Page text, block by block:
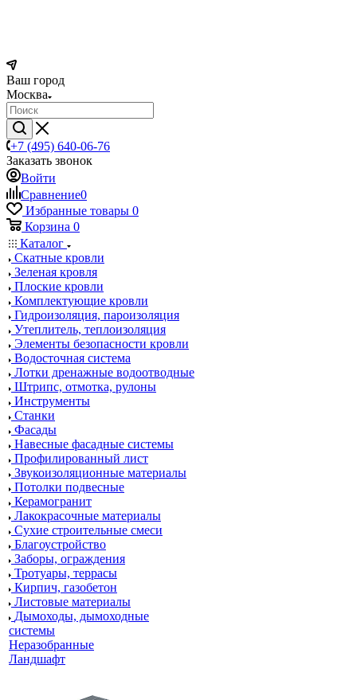
Ваш город
Москва
+7 (495) 640-06-76
Заказать звонок
Войти
Сравнение0
Избранные товары 0
Корзина 0
Каталог
Скатные кровли
Зеленая кровля
Плоские кровли
Комплектующие кровли
Гидроизоляция, пароизоляция
Утеплитель, теплоизоляция
Элементы безопасности кровли
Водосточная система
Лотки дренажные водоотводные
Штрипс, отмотка, рулоны
Инструменты
Станки
Фасады
Навесные фасадные системы
Профилированный лист
Звукоизоляционные материалы
Потолки подвесные
Керамогранит
Лакокрасочные материалы
Сухие строительные смеси
Благоустройство
Заборы, ограждения
Тротуары, террасы
Кирпич, газобетон
Листовые материалы
Дымоходы, дымоходные
системы
Неразобранные
Ландшафт